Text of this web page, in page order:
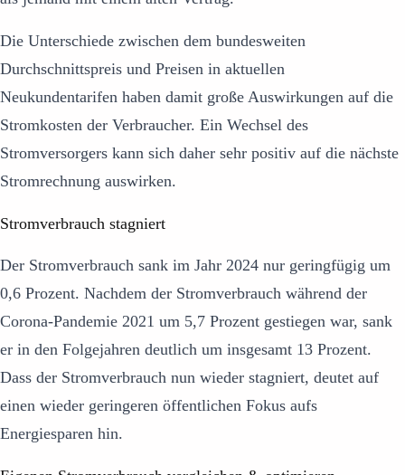
Die Unterschiede zwischen dem bundesweiten
Durchschnittspreis und Preisen in aktuellen
Neukundentarifen haben damit große Auswirkungen auf die
Stromkosten der Verbraucher. Ein Wechsel des
Stromversorgers kann sich daher sehr positiv auf die nächste
Stromrechnung auswirken.
Stromverbrauch stagniert
Der Stromverbrauch sank im Jahr 2024 nur geringfügig um
0,6 Prozent. Nachdem der Stromverbrauch während der
Corona-Pandemie 2021 um 5,7 Prozent gestiegen war, sank
er in den Folgejahren deutlich um insgesamt 13 Prozent.
Dass der Stromverbrauch nun wieder stagniert, deutet auf
einen wieder geringeren öffentlichen Fokus aufs
Energiesparen hin.